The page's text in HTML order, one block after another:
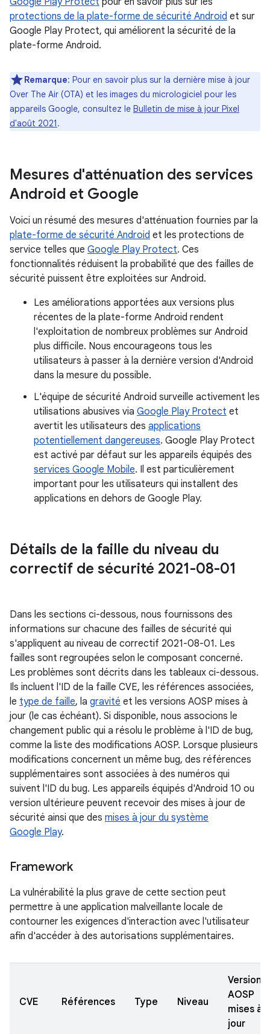
protections de la plate-forme de sécurité Android et sur
Google Play Protect, qui améliorent la sécurité de la
plate-forme Android.
Remarque: Pour en savoir plus sur la dernière mise à jour
Over The Air (OTA) et les images du micrologiciel pour les
appareils Google, consultez le Bulletin de mise à jour Pixel
d'août 2021.
Mesures d'atténuation des services
Android et Google
Voici un résumé des mesures d'atténuation fournies par la
plate-forme de sécurité Android et les protections de
service telles que Google Play Protect. Ces
fonctionnalités réduisent la probabilité que des failles de
sécurité puissent être exploitées sur Android.
Les améliorations apportées aux versions plus
récentes de la plate-forme Android rendent
l'exploitation de nombreux problèmes sur Android
plus difficile. Nous encourageons tous les
utilisateurs à passer à la dernière version d'Android
dans la mesure du possible.
L'équipe de sécurité Android surveille activement les
utilisations abusives via Google Play Protect et
avertit les utilisateurs des applications
potentiellement dangereuses. Google Play Protect
est activé par défaut sur les appareils équipés des
services Google Mobile. Il est particulièrement
important pour les utilisateurs qui installent des
applications en dehors de Google Play.
Détails de la faille du niveau du
correctif de sécurité 2021-08-01
Dans les sections ci-dessous, nous fournissons des
informations sur chacune des failles de sécurité qui
s'appliquent au niveau de correctif 2021-08-01. Les
failles sont regroupées selon le composant concerné.
Les problèmes sont décrits dans les tableaux ci-dessous.
Ils incluent l'ID de la faille CVE, les références associées,
le type de faille, la gravité et les versions AOSP mises à
jour (le cas échéant). Si disponible, nous associons le
changement public qui a résolu le problème à l'ID de bug,
comme la liste des modifications AOSP. Lorsque plusieurs
modifications concernent un même bug, des références
supplémentaires sont associées à des numéros qui
suivent l'ID du bug. Les appareils équipés d'Android 10 ou
version ultérieure peuvent recevoir des mises à jour de
sécurité ainsi que des mises à jour du système
Google Play.
Framework
La vulnérabilité la plus grave de cette section peut
permettre à une application malveillante locale de
contourner les exigences d'interaction avec l'utilisateur
afin d'accéder à des autorisations supplémentaires.
CVE Références Type Niveau
Versions
AOSP
mises à
jour